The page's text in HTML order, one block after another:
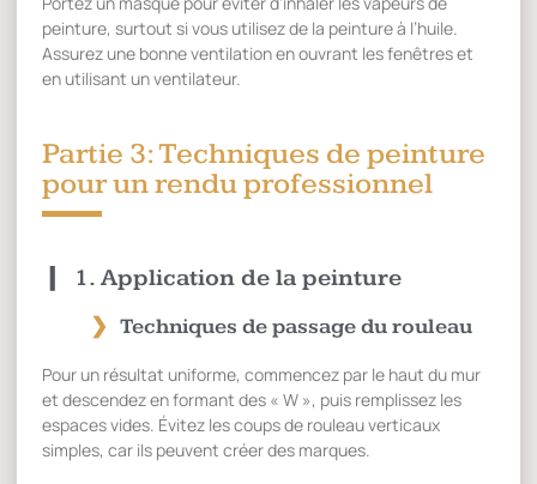
peinture, surtout si vous utilisez de la peinture à l’huile.
Assurez une bonne ventilation en ouvrant les fenêtres et
en utilisant un ventilateur.
Partie 3: Techniques de peinture
pour un rendu professionnel
1. Application de la peinture
Techniques de passage du rouleau
Pour un résultat uniforme, commencez par le haut du mur
et descendez en formant des « W », puis remplissez les
espaces vides. Évitez les coups de rouleau verticaux
simples, car ils peuvent créer des marques.